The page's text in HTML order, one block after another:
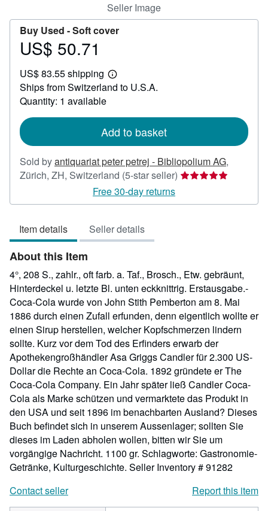
Seller Image
Buy Used -Soft cover
Price
50.71
US$ 50.71
US$ 83.55 shipping
Learn
more
Ships from Switzerland to U.S.A.
Quantity: 1 available
Add to basket
Sold byantiquariat peter petrej - Bibliopolium AG,
Zürich, ZH, Switzerland (5-star seller) Seller
5
Free 30-day returns
Item details Seller details
About this Item
4°, 208 S., zahlr., oft farb. a. Taf., Brosch., Etw. gebräunt,
Hinterdeckel u. letzte Bl. unten eckknittrig. Erstausgabe.-
Coca-Cola wurde von John Stith Pemberton am 8. Mai
1886 durch einen Zufall erfunden, denn eigentlich wollte er
einen Sirup herstellen, welcher Kopfschmerzen lindern
sollte. Kurz vor dem Tod des Erfinders erwarb der
Apothekengroßhändler Asa Griggs Candler für 2.300 US-
Dollar die Rechte an Coca-Cola. 1892 gründete er The
Coca-Cola Company. Ein Jahr später ließ Candler Coca-
Cola als Marke schützen und vermarktete das Produkt in
den USA und seit 1896 im benachbarten Ausland? Dieses
Buch befindet sich in unserem Aussenlager; sollten Sie
dieses im Laden abholen wollen, bitten wir Sie um
vorgängige Nachricht. 1100 gr. Schlagworte: Gastronomie-
Getränke, Kulturgeschichte. Seller Inventory # 91282
Contact seller
Report this item